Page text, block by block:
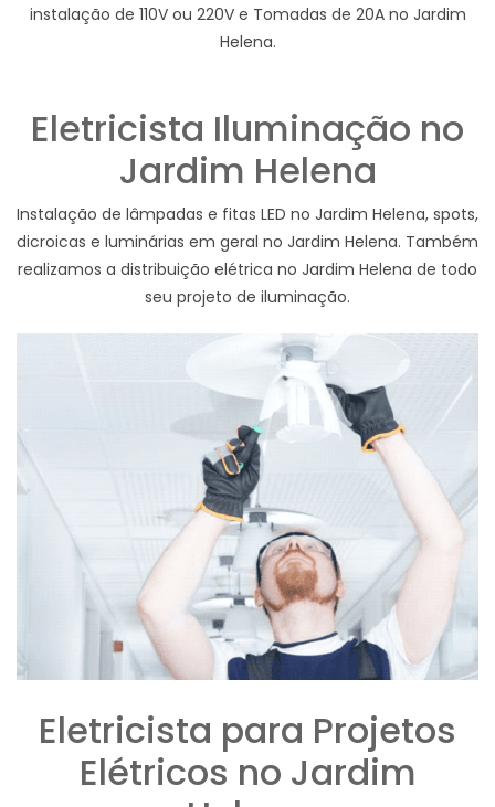
instalação de 110V ou 220V e Tomadas de 20A no Jardim
Helena.
Eletricista Iluminação no
Jardim Helena
Instalação de lâmpadas e fitas LED no Jardim Helena, spots,
dicroicas e luminárias em geral no Jardim Helena. Também
realizamos a distribuição elétrica no Jardim Helena de todo
seu projeto de iluminação.
Eletricista para Projetos
Elétricos no Jardim